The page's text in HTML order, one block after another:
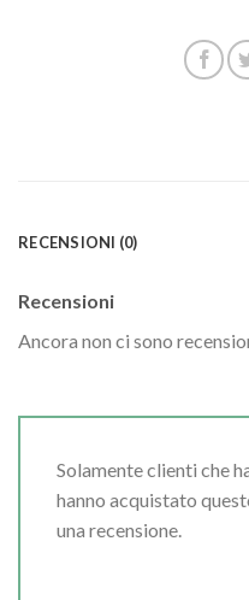
RECENSIONI (0)
Recensioni
Ancora non ci sono
Solamente clienti che
hanno acquistato
una recensione.